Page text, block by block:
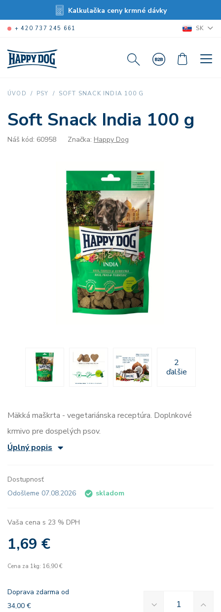
Kalkulačka ceny krmné dávky
+ 420 737 245 661 SK
ÚVOD PSY SOFT SNACK INDIA 100 G
Soft Snack India 100 g
Náš kód: 60958 Značka: Happy Dog
2
ďalšie
Mäkká maškrta - vegetariánska receptúra. Doplnkové
krmivo pre dospelých psov.
Úplný popis
Dostupnosť
Odošleme 07.08.2026
skladom
Vaša cena s 23 % DPH
1,69 €
Cena za 1kg: 16,90 €
Doprava zdarma od
34,00 €